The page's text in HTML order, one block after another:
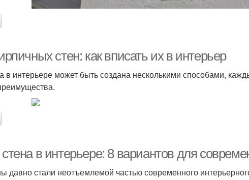
стен: как вписать их в интерьер
в интерьере может быть создана несколькими способами,
в интерьере: 8 вариантов для
давно стали неотъемлемой частью современного